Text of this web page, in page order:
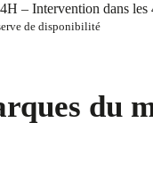
– Intervention dans
de disponibilité
du